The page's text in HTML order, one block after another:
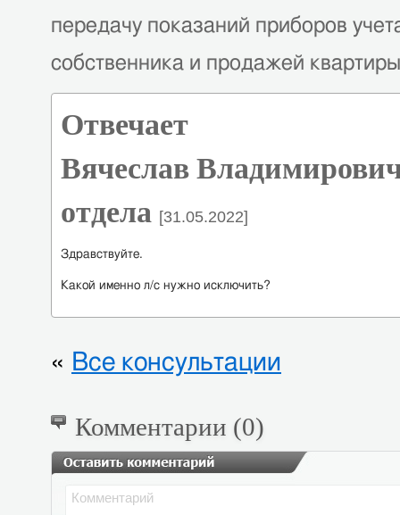
передачу показаний приборов
собственника и продажей
Отвечает
Вячеслав
отдела [31.05.2022]
Здравствуйте.
Какой именно л/с нужно исключить?
« Все консультации
Комментарии (0)